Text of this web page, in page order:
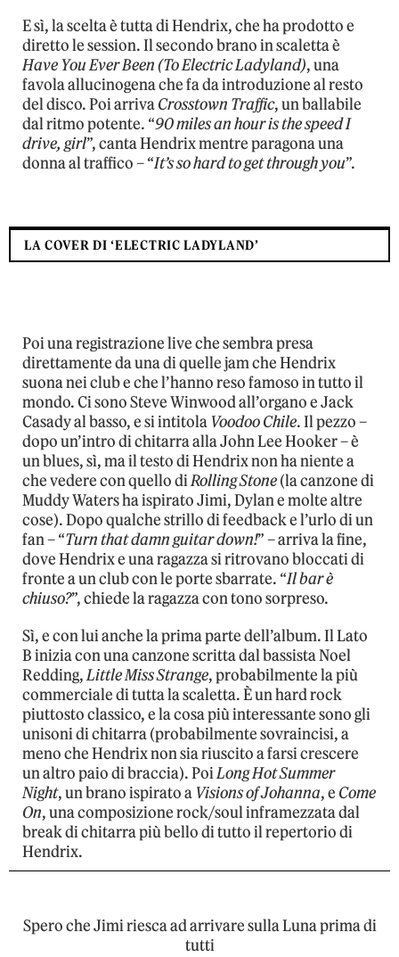
E sì, la scelta è tutta di Hendrix, che ha prodotto e
diretto le session. Il secondo brano in scaletta è
Have You Ever Been (To Electric Ladyland), una
favola allucinogena che fa da introduzione al resto
del disco. Poi arrivaCrosstown Traffic, un ballabile
dal ritmo potente. “90 miles an hour is the speed I
drive, girl”, canta Hendrix mentre paragona una
donna al traffico – “It’s so hard to get through you”.
LA COVER DI ‘ELECTRIC LADYLAND’
Poi una registrazione live che sembra presa
direttamente da una di quelle jam che Hendrix
suona nei club e che l’hanno reso famoso in tutto il
mondo. Ci sono Steve Winwood all’organo e Jack
Casady al basso, e si intitola Voodoo Chile. Il pezzo –
dopo un’intro di chitarra alla John Lee Hooker – è
un blues, sì, ma il testo di Hendrix non ha niente a
che vedere con quello diRolling Stone(la canzone di
Muddy Waters ha ispirato Jimi, Dylan e molte altre
cose). Dopo qualche strillo di feedback e l’urlo di un
fan – “Turn that damn guitar down!” – arriva la fine,
dove Hendrix e una ragazza si ritrovano bloccati di
fronte a un club con le porte sbarrate. “Il bar è
chiuso?”, chiede la ragazza con tono sorpreso.
Sì, e con lui anche la prima parte dell’album. Il Lato
B inizia con una canzone scritta dal bassista Noel
Redding,Little Miss Strange, probabilmente la più
commerciale di tutta la scaletta. È un hard rock
piuttosto classico, e la cosa più interessante sono gli
unisoni di chitarra (probabilmente sovraincisi, a
meno che Hendrix non sia riuscito a farsi crescere
un altro paio di braccia). PoiLong Hot Summer
Night, un brano ispirato a Visions of Johanna, e Come
On, una composizione rock/soul inframezzata dal
break di chitarra più bello di tutto il repertorio di
Hendrix.
Spero che Jimi riesca ad arrivare sulla Luna prima di
tutti